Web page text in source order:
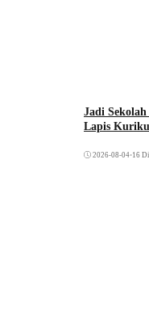
Jadi
Lapis
2026-08-04•16